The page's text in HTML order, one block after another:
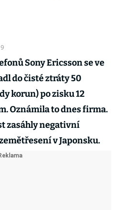
Sony Ericsson se ve
do čisté ztráty 50
korun) po zisku 12
Oznámila to dnes firma.
zasáhly negativní
v Japonsku.